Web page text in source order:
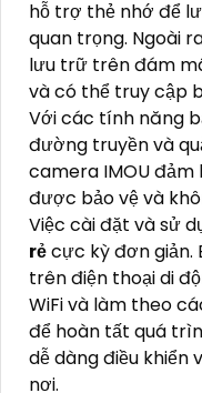
hỗ trợ thẻ nhớ để
quan trọng. Ngoài
lưu trữ trên đám
và có thể truy cập
Với các tính năng
đường truyền và
camera IMOU đảm
được bảo vệ và
Việc cài đặt và sử
rẻcực kỳ đơn giản.
trên điện thoại di
WiFi và làm theo
để hoàn tất quá
dễ dàng điều khiển
nơi.